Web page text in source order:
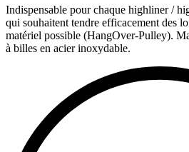
Indispensable pour chaque highliner /
qui souhaitent tendre efficacement des
matériel possible (HangOver-Pulley).
à billes en acier inoxydable.